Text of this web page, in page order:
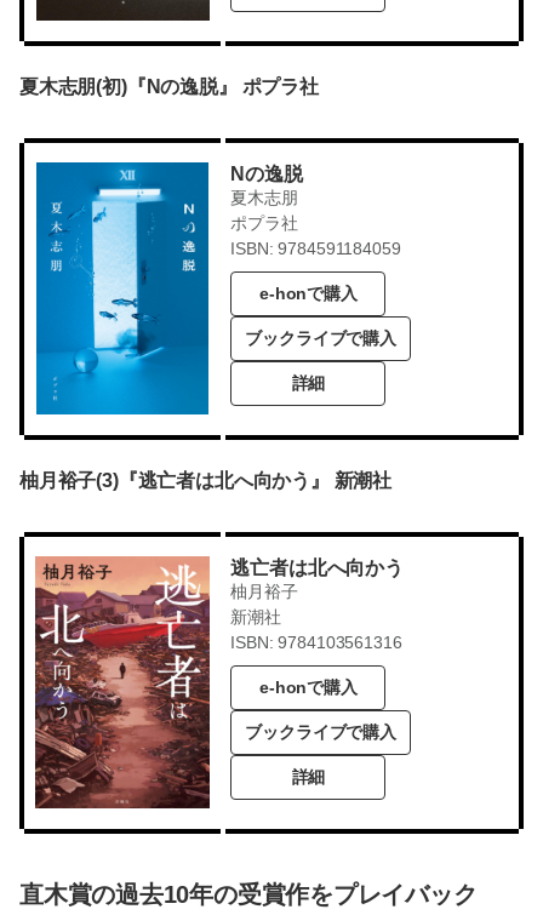
夏木志朋(初)『Nの逸脱』 ポプラ社
Nの逸脱
夏木志朋
ポプラ社
ISBN: 9784591184059
e-honで購入
ブックライブで購入
詳細
柚月裕子(3)『逃亡者は北へ向かう』 新潮社
逃亡者は北へ向かう
柚月裕子
新潮社
ISBN: 9784103561316
e-honで購入
ブックライブで購入
詳細
直木賞の過去10年の受賞作をプレイバック